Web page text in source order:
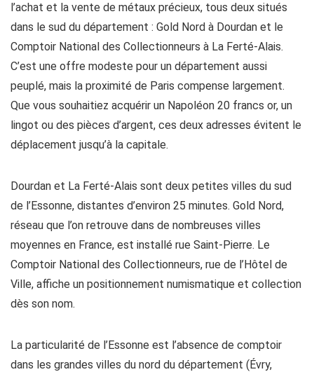
l’achat et la vente de métaux précieux, tous deux situés
dans le sud du département : Gold Nord à Dourdan et le
Comptoir National des Collectionneurs à La Ferté-Alais.
C’est une offre modeste pour un département aussi
peuplé, mais la proximité de Paris compense largement.
Que vous souhaitiez acquérir un Napoléon 20 francs or, un
lingot ou des pièces d’argent, ces deux adresses évitent le
déplacement jusqu’à la capitale.
Dourdan et La Ferté-Alais sont deux petites villes du sud
de l’Essonne, distantes d’environ 25 minutes. Gold Nord,
réseau que l’on retrouve dans de nombreuses villes
moyennes en France, est installé rue Saint-Pierre. Le
Comptoir National des Collectionneurs, rue de l’Hôtel de
Ville, affiche un positionnement numismatique et collection
dès son nom.
La particularité de l’Essonne est l’absence de comptoir
dans les grandes villes du nord du département (Évry,